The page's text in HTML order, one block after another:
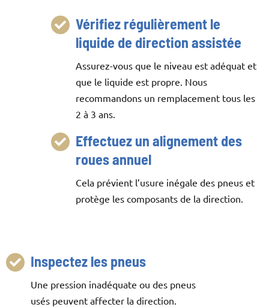
Vérifiez régulièrement le
liquide de direction assistée
Assurez-vous que le niveau est adéquat et
que le liquide est propre. Nous
recommandons un remplacement tous les
2 à 3 ans.
Effectuez un alignement des
roues annuel
Cela prévient l’usure inégale des pneus et
protège les composants de la direction.
Inspectez les pneus
Une pression inadéquate ou des pneus
usés peuvent affecter la direction.